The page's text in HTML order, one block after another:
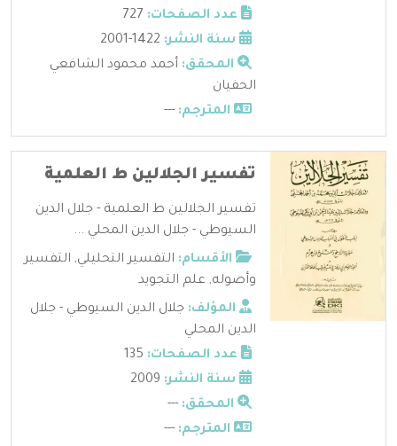
عدد الصفحات:
سنة النشر:
المحقق: أحمد محمود الشافعي
الحفيان
المترجم: ---
تفسير الجلالين ط العلمية
تفسير الجلالين ط العلمية - جلال الدين
السيوطي - جلال الدين المحلي ...
الأقسام: التفسير التحليلي, التفسير
وأصوله, علم التجويد
المؤلف: جلال الدين السيوطي - جلال
الدين المحلي
عدد الصفحات:
سنة النشر:
المحقق: ---
المترجم: ---